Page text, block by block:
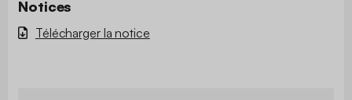
Notices
Télécharger la notice